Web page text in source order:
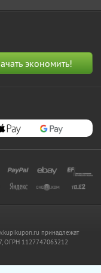
принадлежат
ОГРН 1127747063212